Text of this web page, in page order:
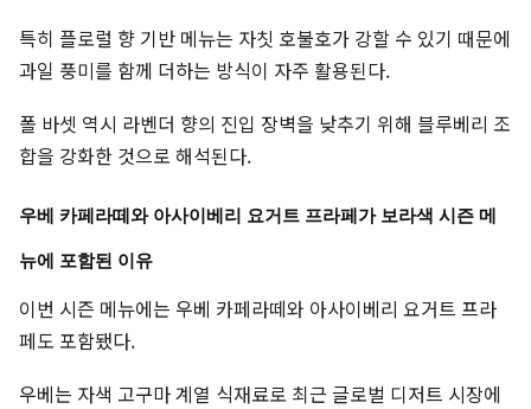
특히 플로럴 향 기반 메뉴는 자칫 호불호가 강할 수 있기 때문에
과일 풍미를 함께 더하는 방식이 자주 활용된다.
폴 바셋 역시 라벤더 향의 진입 장벽을 낮추기 위해 블루베리 조
합을 강화한 것으로 해석된다.
우베 카페라떼와 아사이베리 요거트 프라페가 보라색 시즌 메
뉴에 포함된 이유
이번 시즌 메뉴에는 우베 카페라떼와 아사이베리 요거트 프라
페도 포함됐다.
우베는 자색 고구마 계열 식재료로 최근 글로벌 디저트 시장에